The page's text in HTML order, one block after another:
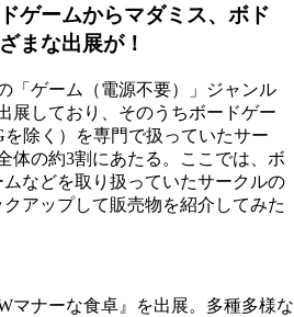
ゲームからマダミス、ボド
まな出展が！
「ゲーム（電源不要）」ジャンル
展しており、そのうちボードゲー
除く）を専門で扱っていたサー
体の約3割にあたる。ここでは、ボ
などを取り扱っていたサークルの
アップして販売物を紹介してみた
マナーな食卓』を出展。多種多様